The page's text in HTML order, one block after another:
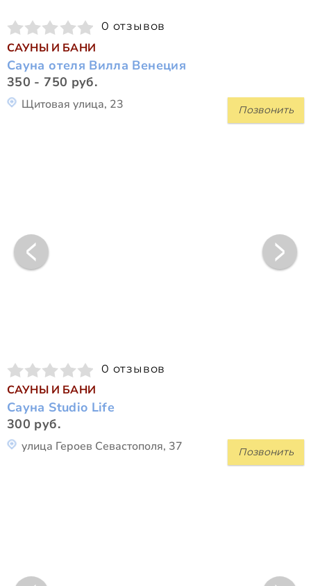
0 отзывов
САУНЫ И БАНИ
Сауна отеля Вилла Венеция
350 - 750 руб.
Позвонить
Щитовая улица, 23
0 отзывов
САУНЫ И БАНИ
Сауна Studio Life
300 руб.
Позвонить
улица Героев Севастополя, 37